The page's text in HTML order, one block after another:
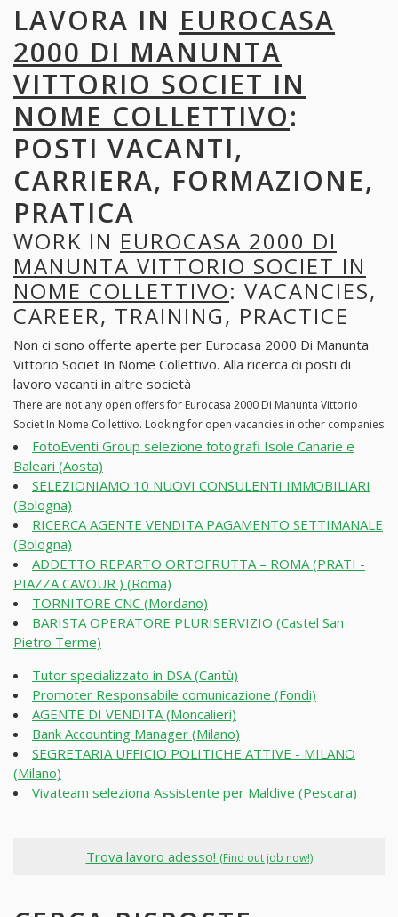
LAVORA IN EUROCASA
2000 DI MANUNTA
VITTORIO SOCIET IN
NOME COLLETTIVO:
POSTI VACANTI,
CARRIERA, FORMAZIONE,
PRATICA
WORK IN EUROCASA 2000 DI
MANUNTA VITTORIO SOCIET IN
NOME COLLETTIVO: VACANCIES,
CAREER, TRAINING, PRACTICE
Non ci sono offerte aperte per Eurocasa 2000 Di Manunta
Vittorio Societ In Nome Collettivo. Alla ricerca di posti di
lavoro vacanti in altre società
There are not any open offers for Eurocasa 2000 Di Manunta Vittorio
Societ In Nome Collettivo. Looking for open vacancies in other companies
FotoEventi Group selezione fotografi Isole Canarie e
Baleari (Aosta)
SELEZIONIAMO 10 NUOVI CONSULENTI IMMOBILIARI
(Bologna)
RICERCA AGENTE VENDITA PAGAMENTO SETTIMANALE
(Bologna)
ADDETTO REPARTO ORTOFRUTTA – ROMA (PRATI -
PIAZZA CAVOUR ) (Roma)
TORNITORE CNC (Mordano)
BARISTA OPERATORE PLURISERVIZIO (Castel San
Pietro Terme)
Tutor specializzato in DSA (Cantù)
Promoter Responsabile comunicazione (Fondi)
AGENTE DI VENDITA (Moncalieri)
Bank Accounting Manager (Milano)
SEGRETARIA UFFICIO POLITICHE ATTIVE - MILANO
(Milano)
Vivateam seleziona Assistente per Maldive (Pescara)
Trova lavoro adesso! (Find out job now!)